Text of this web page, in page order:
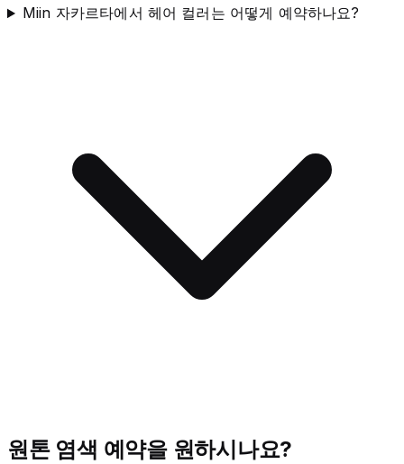
Miin 자카르타에서 헤어 컬러는 어떻게 예약하나요?
원톤 염색 예약을 원하시나요?